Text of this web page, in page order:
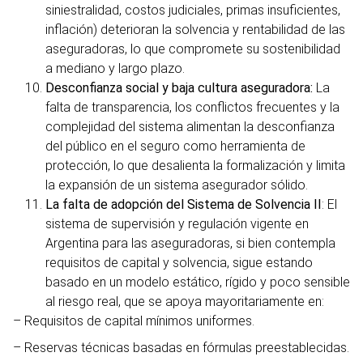
siniestralidad, costos judiciales, primas insuficientes,
inflación) deterioran la solvencia y rentabilidad de las
aseguradoras, lo que compromete su sostenibilidad
a mediano y largo plazo.
Desconfianza social y baja cultura aseguradora: La
falta de transparencia, los conflictos frecuentes y la
complejidad del sistema alimentan la desconfianza
del público en el seguro como herramienta de
protección, lo que desalienta la formalización y limita
la expansión de un sistema asegurador sólido.
La falta de adopción del Sistema de Solvencia II : El
sistema de supervisión y regulación vigente en
Argentina para las aseguradoras, si bien contempla
requisitos de capital y solvencia, sigue estando
basado en un modelo estático, rígido y poco sensible
al riesgo real, que se apoya mayoritariamente en:
– Requisitos de capital mínimos uniformes.
– Reservas técnicas basadas en fórmulas preestablecidas.